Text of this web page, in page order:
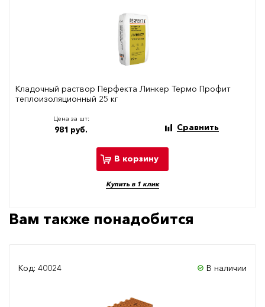
Кладочный раствор Перфекта Линкер Термо Профит
теплоизоляционный 25 кг
Цена за шт:
981 руб. Сравнить
В корзину
Купить в 1 клик
Вам также понадобится
Код: 40024 В наличии